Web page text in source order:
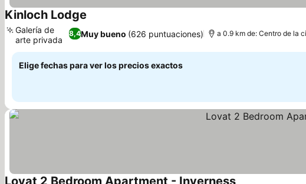
Kinloch Lodge
8,4Muy bueno (626 puntuaciones)
Galería de
arte privada
a 0.9 km de: Centro de la
Elige fechas para ver los precios exactos
Lovat 2 Bedroom Apartment - Inverness